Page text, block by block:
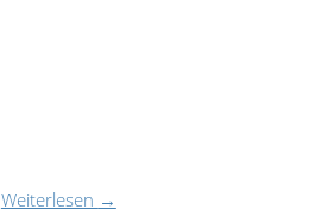
Weiterlesen →